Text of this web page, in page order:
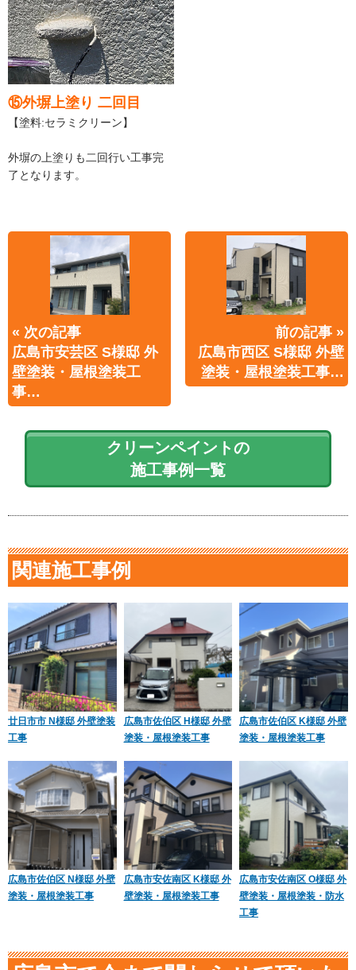
⑮外塀上塗り 二回目
【塗料:セラミクリーン】
外塀の上塗りも二回行い工事完
了となります。
« 次の記事
広島市安芸区 S様邸 外
壁塗装・屋根塗装工
事…
前の記事 »
広島市西区 S様邸 外壁
塗装・屋根塗装工事…
クリーンペイントの
施工事例一覧
関連施工事例
廿日市市 N様邸 外壁塗装
工事
広島市佐伯区 H様邸 外壁
塗装・屋根塗装工事
広島市佐伯区 K様邸 外壁
塗装・屋根塗装工事
広島市佐伯区 N様邸 外壁
塗装・屋根塗装工事
広島市安佐南区 K様邸 外
壁塗装・屋根塗装工事
広島市安佐南区 O様邸 外
壁塗装・屋根塗装・防水
工事